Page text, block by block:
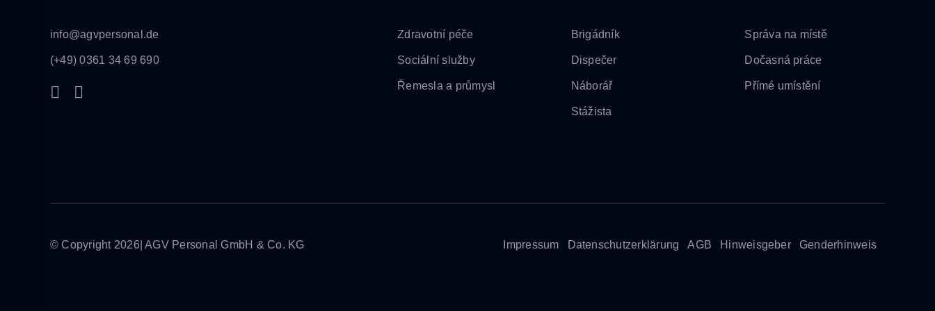
info@agvpersonal.de
(+49) 0361 34 69 690
Zdravotní péče
Sociální služby
Řemesla a průmysl
Brigádník
Dispečer
Náborář
Stážista
Správa na místě
Dočasná práce
Přímé umístění
© Copyright 2026| AGV Personal GmbH & Co. KG Impressum Datenschutzerklärung AGB Hinweisgeber Genderhinweis